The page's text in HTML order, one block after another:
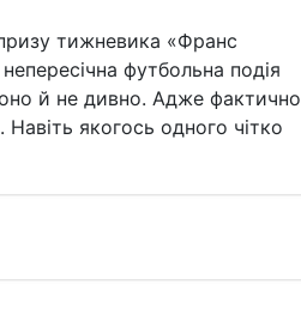
тижневика «Франс
футбольна подія
й не дивно. Адже фактично
якогось одного чітко